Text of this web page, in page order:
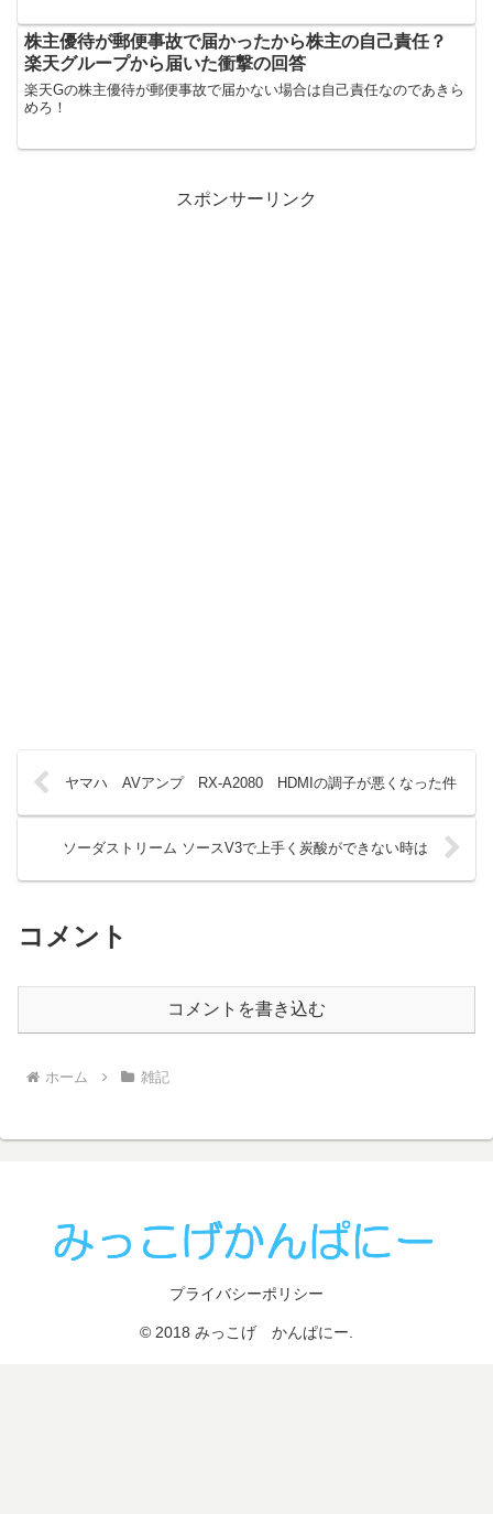
株主優待が郵便事故で届かったから株主の自己責任？
楽天グループから届いた衝撃の回答
楽天Gの株主優待が郵便事故で届かない場合は自己責任なのであきら
めろ！
スポンサーリンク
ヤマハ AVアンプ RX-A2080 HDMIの調子が悪くなった件
ソーダストリーム ソースV3で上手く炭酸ができない時は
コメント
コメントを書き込む
ホーム 雑記
プライバシーポリシー
© 2018 みっこげ かんぱにー.